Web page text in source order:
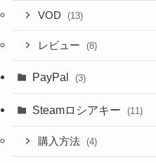
VOD (13)
レビュー (8)
PayPal (3)
Steamロシアキー (11)
購入方法 (4)